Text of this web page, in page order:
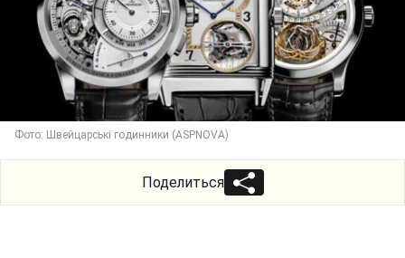
Фото: Швейцарські годинники (ASPNOVA)
Поделиться